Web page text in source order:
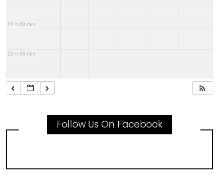
22 h 00 min
23 h 00 min
Follow Us On Facebook